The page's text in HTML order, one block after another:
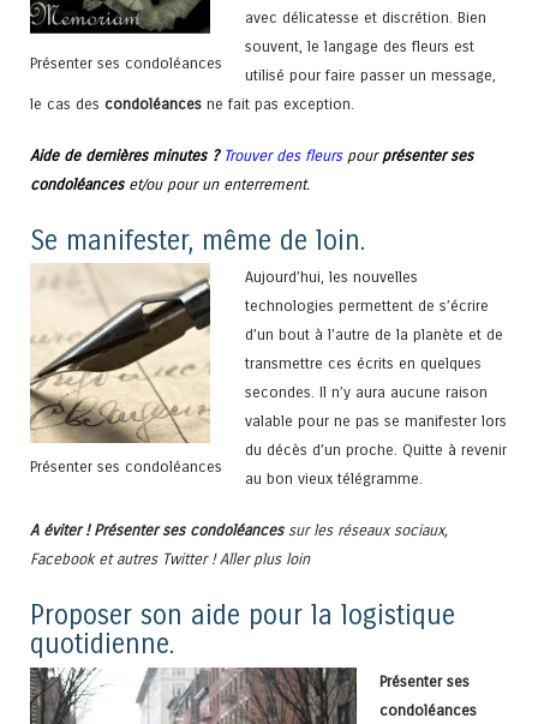
Présenter ses condoléances
avec délicatesse et discrétion. Bien
souvent, le langage des fleurs est
utilisé pour faire passer un message,
le cas des condoléances ne fait pas exception.
Aide de dernières minutes ? Trouver des fleurspour présenter ses
condoléanceset/ou pour un enterrement.
Se manifester, même de loin.
Présenter ses condoléances
Aujourd’hui, les nouvelles
technologies permettent de s’écrire
d’un bout à l’autre de la planète et de
transmettre ces écrits en quelques
secondes. Il n’y aura aucune raison
valable pour ne pas se manifester lors
du décès d’un proche. Quitte à revenir
au bon vieux télégramme.
A éviter ! Présenter ses condoléancessur les réseaux sociaux,
Facebook et autres Twitter ! Aller plus loin
Proposer son aide pour la logistique
quotidienne.
Présenter ses
condoléances